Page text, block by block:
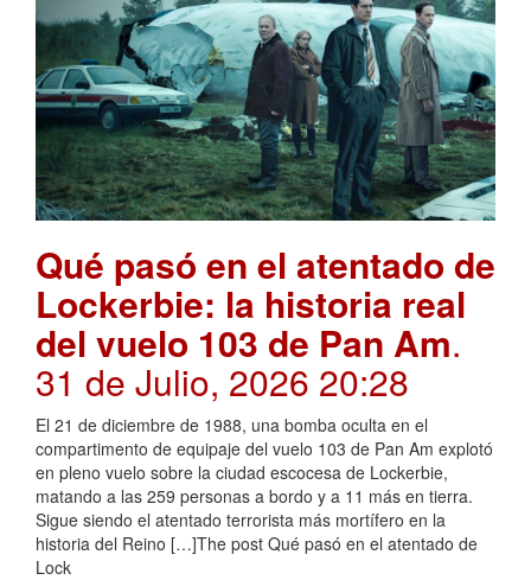
Qué pasó en el atentado de
Lockerbie: la historia real
del vuelo 103 de Pan Am.
31 de Julio, 2026 20:28
El 21 de diciembre de 1988, una bomba oculta en el
compartimento de equipaje del vuelo 103 de Pan Am explotó
en pleno vuelo sobre la ciudad escocesa de Lockerbie,
matando a las 259 personas a bordo y a 11 más en tierra.
Sigue siendo el atentado terrorista más mortífero en la
historia del Reino […]The post Qué pasó en el atentado de
Lock